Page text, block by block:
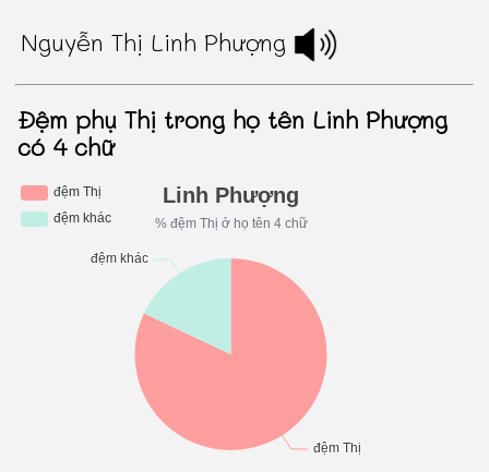
Nguyễn Thị Linh Phượng
Đệm phụ Thị trong họ tên Linh Phượng
có 4 chữ